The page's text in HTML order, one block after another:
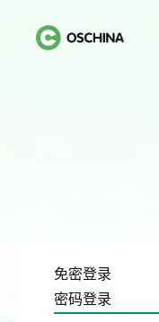
免密登录
密码登录